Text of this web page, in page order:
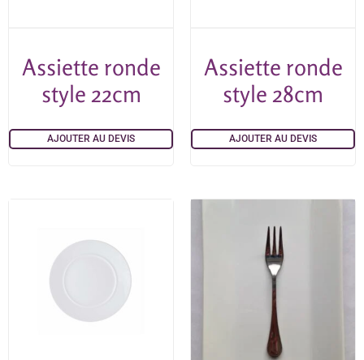
Assiette ronde
style 22cm
AJOUTER AU DEVIS
Assiette ronde
style 28cm
AJOUTER AU DEVIS